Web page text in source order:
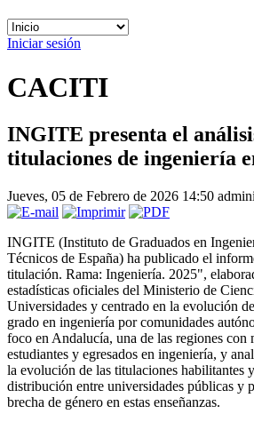
Iniciar sesión
CACITI
INGITE presenta el
titulaciones de ingeniería
Jueves, 05 de Febrero de 2026 14:50
INGITE (Instituto de Graduados en
Técnicos de España) ha publicado el
titulación. Rama: Ingeniería. 2025",
estadísticas oficiales del Ministerio de
Universidades y centrado en la evolución
grado en ingeniería por comunidades
foco en Andalucía, una de las regiones con
estudiantes y egresados en ingeniería, y
la evolución de las titulaciones habilitantes
distribución entre universidades públicas y
brecha de género en estas enseñanzas.